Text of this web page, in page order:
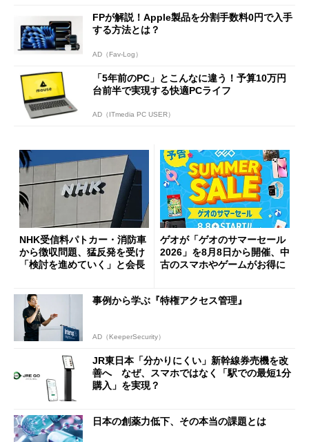
FPが解説！Apple製品を分割手数料0円で入手
する方法とは？
AD（Fav-Log）
「5年前のPC」とこんなに違う！予算10万円
台前半で実現する快適PCライフ
AD（ITmedia PC USER）
NHK受信料パトカー・消防車
から徴収問題、猛反発を受け
「検討を進めていく」と会長
ゲオが「ゲオのサマーセール
2026」を8月8日から開催、中
古のスマホやゲームがお得に
事例から学ぶ『特権アクセス管理』
AD（KeeperSecurity）
JR東日本「分かりにくい」新幹線券売機を改
善へ なぜ、スマホではなく「駅での最短1分
購入」を実現？
日本の創薬力低下、その本当の課題とは